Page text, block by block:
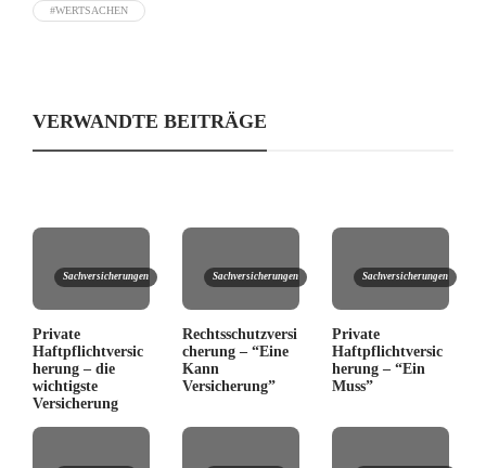
#WERTSACHEN
VERWANDTE BEITRÄGE
Sachversicherungen
Private
Haftpflichtversic
herung – die
wichtigste
Versicherung
Sachversicherungen
Rechtsschutzversi
cherung – “Eine
Kann
Versicherung”
Sachversicherungen
Private
Haftpflichtversic
herung – “Ein
Muss”